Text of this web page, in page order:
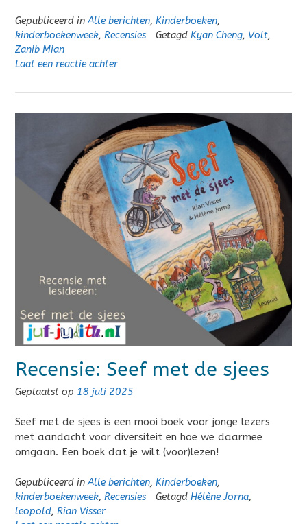
Gepubliceerd inAlle berichten, Kinderboeken,
kinderboekenweek, Recensies Getagd Kyan Cheng, Volt,
Zanib Mian
Laat een reactie achter
Recensie: Seef met de sjees
Geplaatst op 18 juli 2025
Seef met de sjees is een mooi boek voor jonge lezers
met aandacht voor diversiteit en hoe we daarmee
omgaan. Een boek dat je wilt (voor)lezen!
Gepubliceerd inAlle berichten, Kinderboeken,
kinderboekenweek, Recensies Getagd Hélène Jorna,
leopold, Rian Visser